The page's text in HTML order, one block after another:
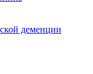
деменции